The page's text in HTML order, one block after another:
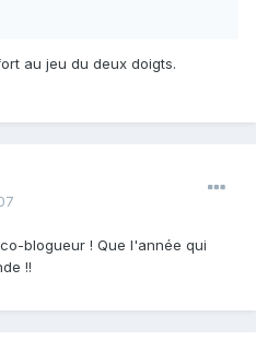
au jeu du deux doigts.
blogueur ! Que l'année qui
!!